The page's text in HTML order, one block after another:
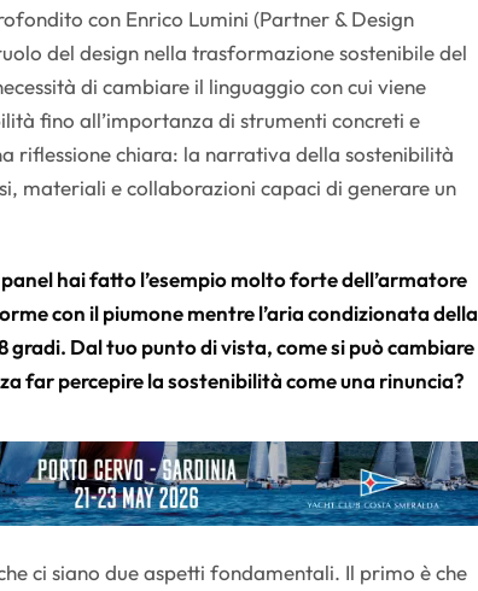
con Enrico Lumini (Partner & Design
del design nella trasformazione sostenibile del
di cambiare il linguaggio con cui viene
fino all’importanza di strumenti concreti e
riflessione chiara: la narrativa della sostenibilità
materiali e collaborazioni capaci di generare un
hai fatto l’esempio molto forte dell’armatore
con il piumone mentre l’aria condizionata della
gradi. Dal tuo punto di vista, come si può cambiare
far percepire la sostenibilità come una rinuncia?
ci siano due aspetti fondamentali. Il primo è che